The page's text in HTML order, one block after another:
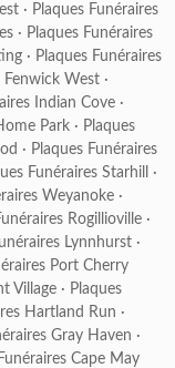
· Plaques Funéraires
· Plaques Funéraires
· Plaques Funéraires
Fenwick West ·
Indian Cove ·
Park · Plaques
· Plaques Funéraires
Funéraires Starhill
·
Weyanoke ·
Rogillioville ·
Lynnhurst ·
Port Cherry
Village · Plaques
Hartland Run ·
Gray Haven ·
Cape May